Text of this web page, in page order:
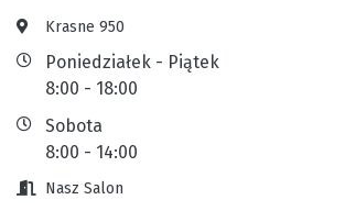
Krasne 950
Poniedziałek - Piątek
8:00 - 18:00
Sobota
8:00 - 14:00
Nasz Salon